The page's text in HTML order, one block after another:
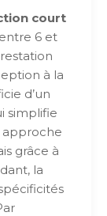
court
6 et
à la
d’un
simplifie
approche
grâce à
la